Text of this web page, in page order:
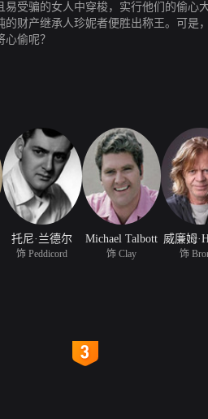
受骗的女人中穿梭，实行他们的偷
财产继承人珍妮者便胜出称王。可
偷呢？
托尼·兰德尔
饰 Peddicord
Michael Talbott
饰 Clay
威廉姆
饰